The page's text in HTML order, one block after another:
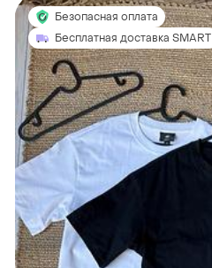
Безопасная оплата
Бесплатная доставка SMART